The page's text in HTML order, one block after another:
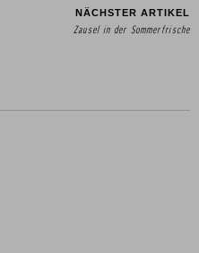
NÄCHSTER ARTIKEL
Zausel in der Sommerfrische